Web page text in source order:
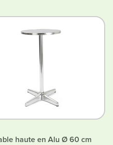
haute en Alu Ø 60 cm